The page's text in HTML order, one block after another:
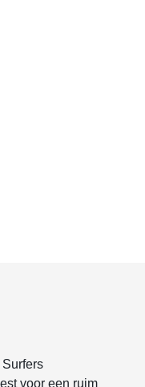
voor een ruim